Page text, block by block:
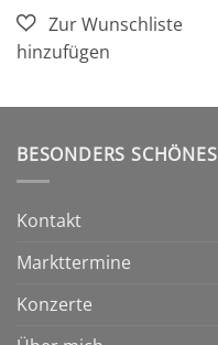
mehrere
Varianten
können
auf
der
Produktseite
werden
BESONDERS SCHÖNES
Kontakt
Markttermine
Konzerte